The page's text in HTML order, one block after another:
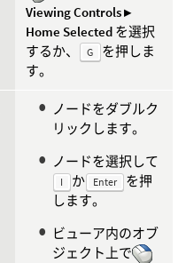
Viewing Controls ▸
Home Selected を選択
するか、
G
を押しま
す。
ノードをダブルク
リックします。
ノードを選択して
I か Enter
を押
します。
ビューア内のオブ
ジェクト上で